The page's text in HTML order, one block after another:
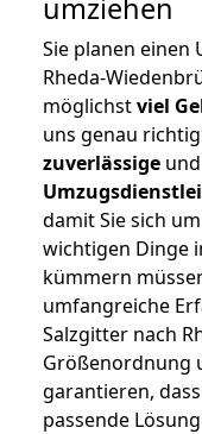
umziehen
Sie planen einen
Rheda-
möglichstviel
uns genau
zuverlässige und
damit Sie sich
wichtigen Dinge
kümmern
umfangreiche
Salzgitter nach
Größenordnung
garantieren,
passende